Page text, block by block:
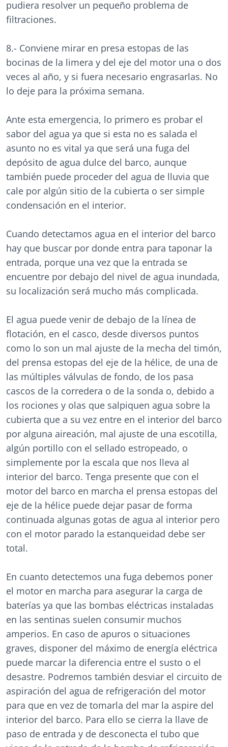
pudiera resolver un pequeño problema de
filtraciones.
8.- Conviene mirar en presa estopas de las
bocinas de la limera y del eje del motor una o dos
veces al año, y si fuera necesario engrasarlas. No
lo deje para la próxima semana.
Ante esta emergencia, lo primero es probar el
sabor del agua ya que si esta no es salada el
asunto no es vital ya que será una fuga del
depósito de agua dulce del barco, aunque
también puede proceder del agua de lluvia que
cale por algún sitio de la cubierta o ser simple
condensación en el interior.
Cuando detectamos agua en el interior del barco
hay que buscar por donde entra para taponar la
entrada, porque una vez que la entrada se
encuentre por debajo del nivel de agua inundada,
su localización será mucho más complicada.
El agua puede venir de debajo de la línea de
flotación, en el casco, desde diversos puntos
como lo son un mal ajuste de la mecha del timón,
del prensa estopas del eje de la hélice, de una de
las múltiples válvulas de fondo, de los pasa
cascos de la corredera o de la sonda o, debido a
los rociones y olas que salpiquen agua sobre la
cubierta que a su vez entre en el interior del barco
por alguna aireación, mal ajuste de una escotilla,
algún portillo con el sellado estropeado, o
simplemente por la escala que nos lleva al
interior del barco. Tenga presente que con el
motor del barco en marcha el prensa estopas del
eje de la hélice puede dejar pasar de forma
continuada algunas gotas de agua al interior pero
con el motor parado la estanqueidad debe ser
total.
En cuanto detectemos una fuga debemos poner
el motor en marcha para asegurar la carga de
baterías ya que las bombas eléctricas instaladas
en las sentinas suelen consumir muchos
amperios. En caso de apuros o situaciones
graves, disponer del máximo de energía eléctrica
puede marcar la diferencia entre el susto o el
desastre. Podremos también desviar el circuito de
aspiración del agua de refrigeración del motor
para que en vez de tomarla del mar la aspire del
interior del barco. Para ello se cierra la llave de
paso de entrada y de desconecta el tubo que